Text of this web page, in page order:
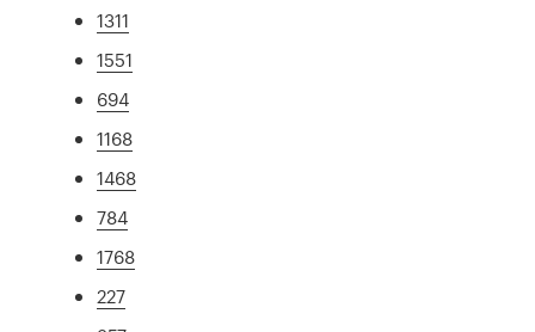
1311
1551
694
1168
1468
784
1768
227